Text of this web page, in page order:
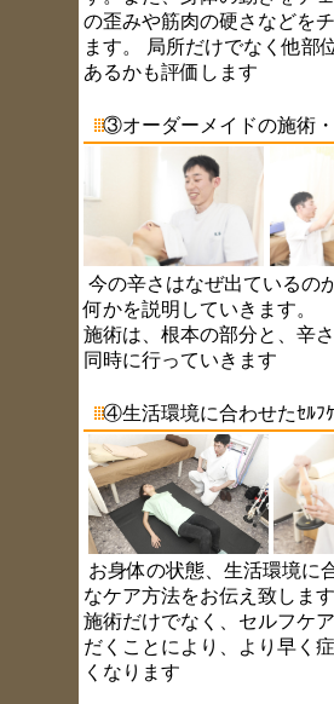
の歪みや筋肉の硬さなどを
ます。 局所だけでなく他部
あるかも評価します
③オーダーメイドの施術・
今の辛さはなぜ出ているの
何かを説明していきます。
施術は、根本の部分と、辛
同時に行っていきます
④生活環境に合わせたｾﾙﾌ
お身体の状態、生活環境に
なケア方法をお伝え致しま
施術だけでなく、セルフケ
だくことにより、より早く
くなります